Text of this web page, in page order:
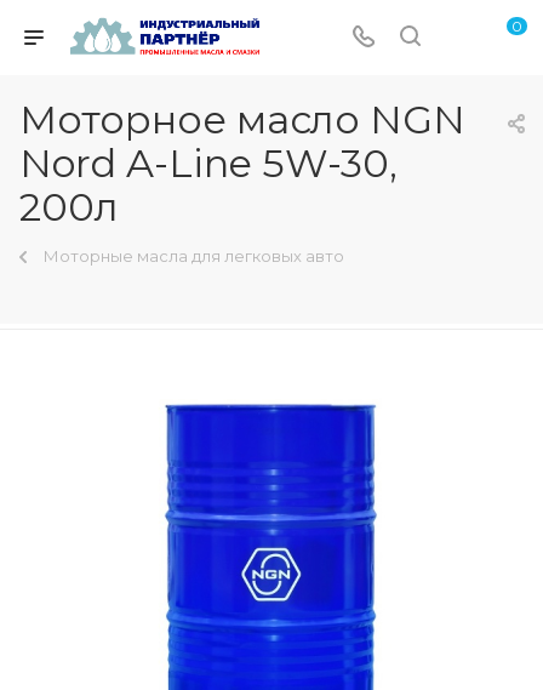
0
Моторное масло NGN
Nord A-Line 5W-30,
200л
Моторные масла для легковых авто